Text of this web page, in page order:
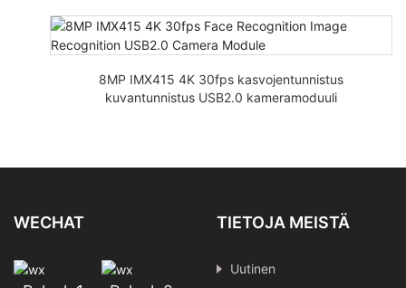
8MP IMX415 4K 30fps kasvojentunnistus
kuvantunnistus USB2.0 kameramoduuli
WECHAT TIETOJA MEISTÄ
Uutinen